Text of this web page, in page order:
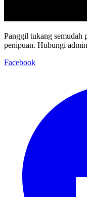
Panggil tukang
penipuan. Hubungi
Facebook